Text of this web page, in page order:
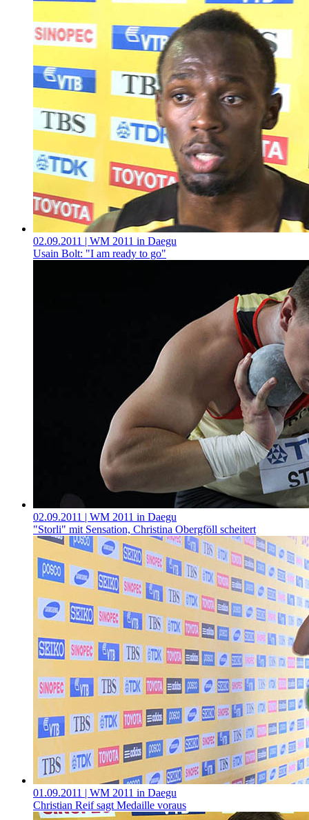
02.09.2011 | WM 2011 in Daegu
Usain Bolt: "I am ready to go"
02.09.2011 | WM 2011 in Daegu
"Storli" mit Sensation, Christina Obergföll scheitert
01.09.2011 | WM 2011 in Daegu
Christian Reif sagt Medaille voraus